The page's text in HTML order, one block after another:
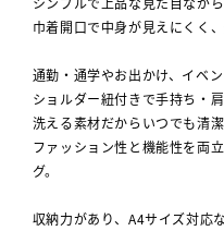
巾着開口で中身が見えにくく
通勤・通学やお出かけ、イベ
ショルダー紐付きで手持ち・
洗える素材だからいつでも清潔
ファッション性と機能性を両
グ。
収納力があり、A4サイズ対応